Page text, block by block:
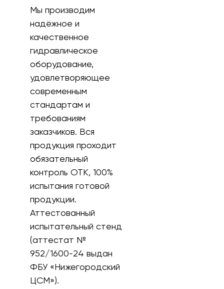
Мы производим
надёжное и
качественное
гидравлическое
оборудование,
удовлетворяющее
современным
стандартам и
требованиям
заказчиков. Вся
продукция проходит
обязательный
контроль ОТК, 100%
испытания готовой
продукции.
Аттестованный
испытательный стенд
(аттестат №
952/1600-24 выдан
ФБУ «Нижегородский
ЦСМ»).